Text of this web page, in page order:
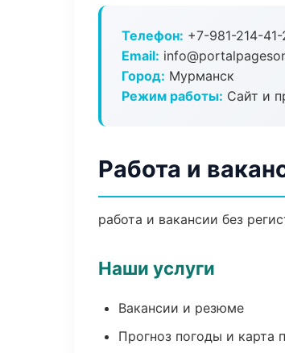
Телефон: +7-981-214-41-
Email:
Город: Мурманск
Режим работы: Сайт и
Работа и
работа и вакансии без
Наши услуги
Вакансии и резюме
Прогноз погоды и карта